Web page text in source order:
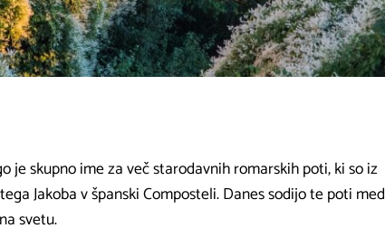
je skupno ime za več starodavnih romarskih poti, ki so iz
Jakoba v španski Composteli. Danes sodijo te poti med
svetu.